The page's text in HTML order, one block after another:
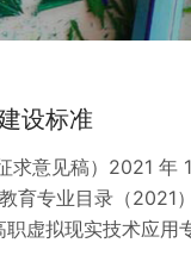
设标准
意见稿）2021 年
育专业目录（2021
虚拟现实技术应用
照执行。 2 实训教